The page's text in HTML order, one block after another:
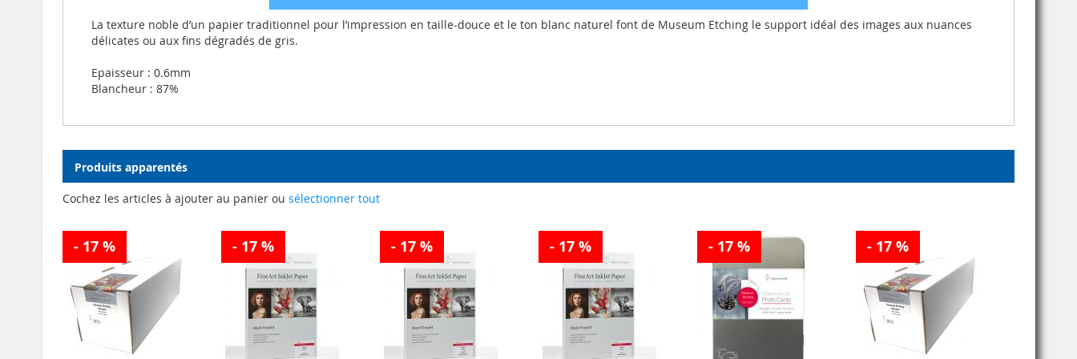
La texture noble d’un papier traditionnel pour l’impression en taille-douce et le ton blanc naturel font de Museum Etching le support idéal des images aux nuances
délicates ou aux fins dégradés de gris.
Epaisseur : 0.6mm
Blancheur : 87%
Produits apparentés
Cochez les articles à ajouter au panier ou sélectionner tout
- 17 % - 17 % - 17 % - 17 % - 17 % - 17 %